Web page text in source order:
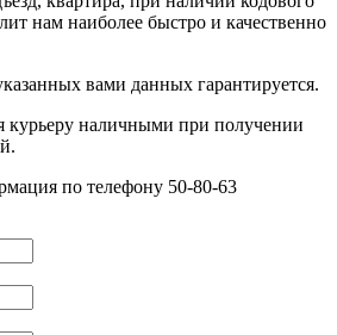
нам наиболее быстро и качественно
вами данных гарантируется.
курьеру наличными при получении
по телефону 50-80-63